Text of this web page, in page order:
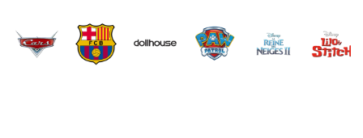
Brands Carousel